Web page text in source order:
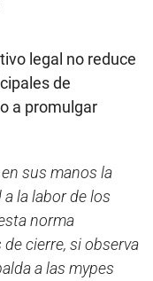
legal no reduce
de
a promulgar
sus manos la
la labor de los
norma
cierre, si observa
a las mypes